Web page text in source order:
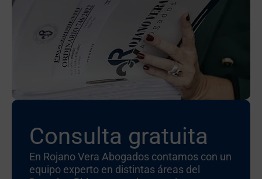
Consulta gratuita
En Rojano Vera Abogados contamos con un
equipo experto en distintas áreas del